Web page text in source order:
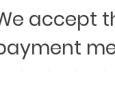
accept